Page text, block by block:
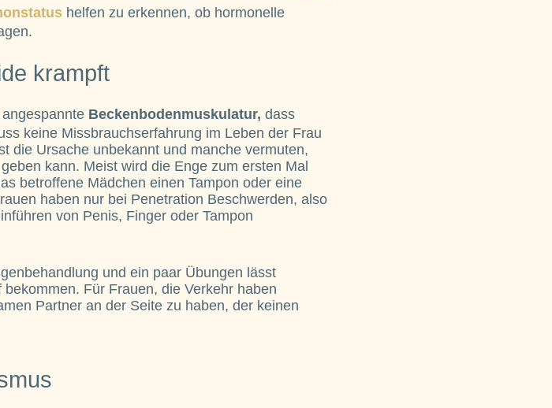
helfen zu erkennen, ob hormonelle
krampft
Beckenbodenmuskulatur, dass
keine Missbrauchserfahrung im Leben der Frau
die Ursache unbekannt und manche vermuten,
kann. Meist wird die Enge zum ersten Mal
betroffene Mädchen einen Tampon oder eine
haben nur bei Penetration Beschwerden, also
von Penis, Finger oder Tampon
und ein paar Übungen lässt
Für Frauen, die Verkehr haben
Partner an der Seite zu haben, der keinen